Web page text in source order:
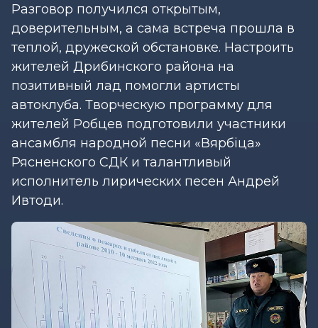
Разговор получился открытым,
доверительным, а сама встреча прошла в
теплой, дружеской обстановке. Настроить
жителей Дрибинского района на
позитивный лад помогли артисты
автоклуба. Творческую программу для
жителей Робцев подготовили участники
ансамбля народной песни «Вярбіца»
Рясненского СДК и талантливый
исполнитель лирических песен Андрей
Ивтоди.